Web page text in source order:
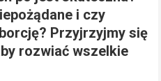
i czy
Przyjrzyjmy się
rozwiać wszelkie